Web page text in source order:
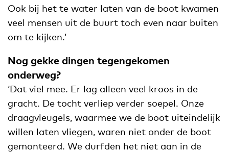
Ook bij het te water laten van de boot kwamen
veel mensen uit de buurt toch even naar buiten
om te kijken.’
Nog gekke dingen tegengekomen
onderweg?
‘Dat viel mee. Er lag alleen veel kroos in de
gracht. De tocht verliep verder soepel. Onze
draagvleugels, waarmee we de boot uiteindelijk
willen laten vliegen, waren niet onder de boot
gemonteerd. We durfden het niet aan in de